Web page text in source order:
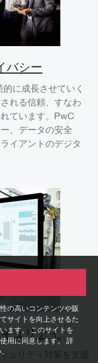
の高いコンテンツや販
サイトを向上させるた
ます。 このサイトを
用に同意します。 詳
バシー
に成長させていく
れる信頼、すなわ
ています。PwC
、データの安全
イアントのデジタ
ュリティ
ュリティ対策を支援